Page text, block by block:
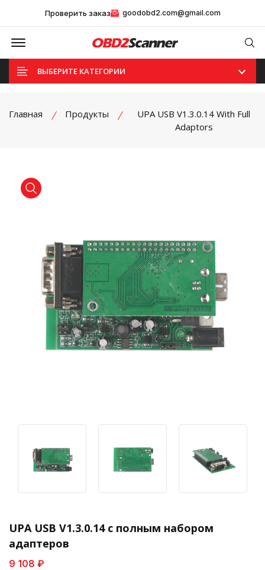
Проверить заказ goodobd2.com@gmail.com
Offcanvas Menu Open
ВЫБЕРИТЕ КАТЕГОРИИ
Главная Продукты
UPA USB V1.3.0.14 With Full
Adaptors
product view
UPA USB V1.3.0.14 с полным набором
адаптеров
9 108 ₽